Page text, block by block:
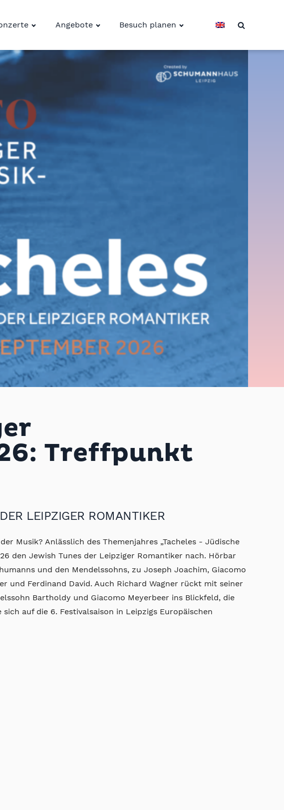
Angebote Besuch planen
Treffpunkt
LEIPZIGER ROMANTIKER
Musik? Anlässlich des Themenjahres „Tacheles - Jüdische
den Jewish Tunes der Leipziger Romantiker nach. Hörbar
und den Mendelssohns, zu Joseph Joachim, Giacomo
und Ferdinand David. Auch Richard Wagner rückt mit seiner
Bartholdy und Giacomo Meyerbeer ins Blickfeld, die
auf die 6. Festivalsaison in Leipzigs Europäischen